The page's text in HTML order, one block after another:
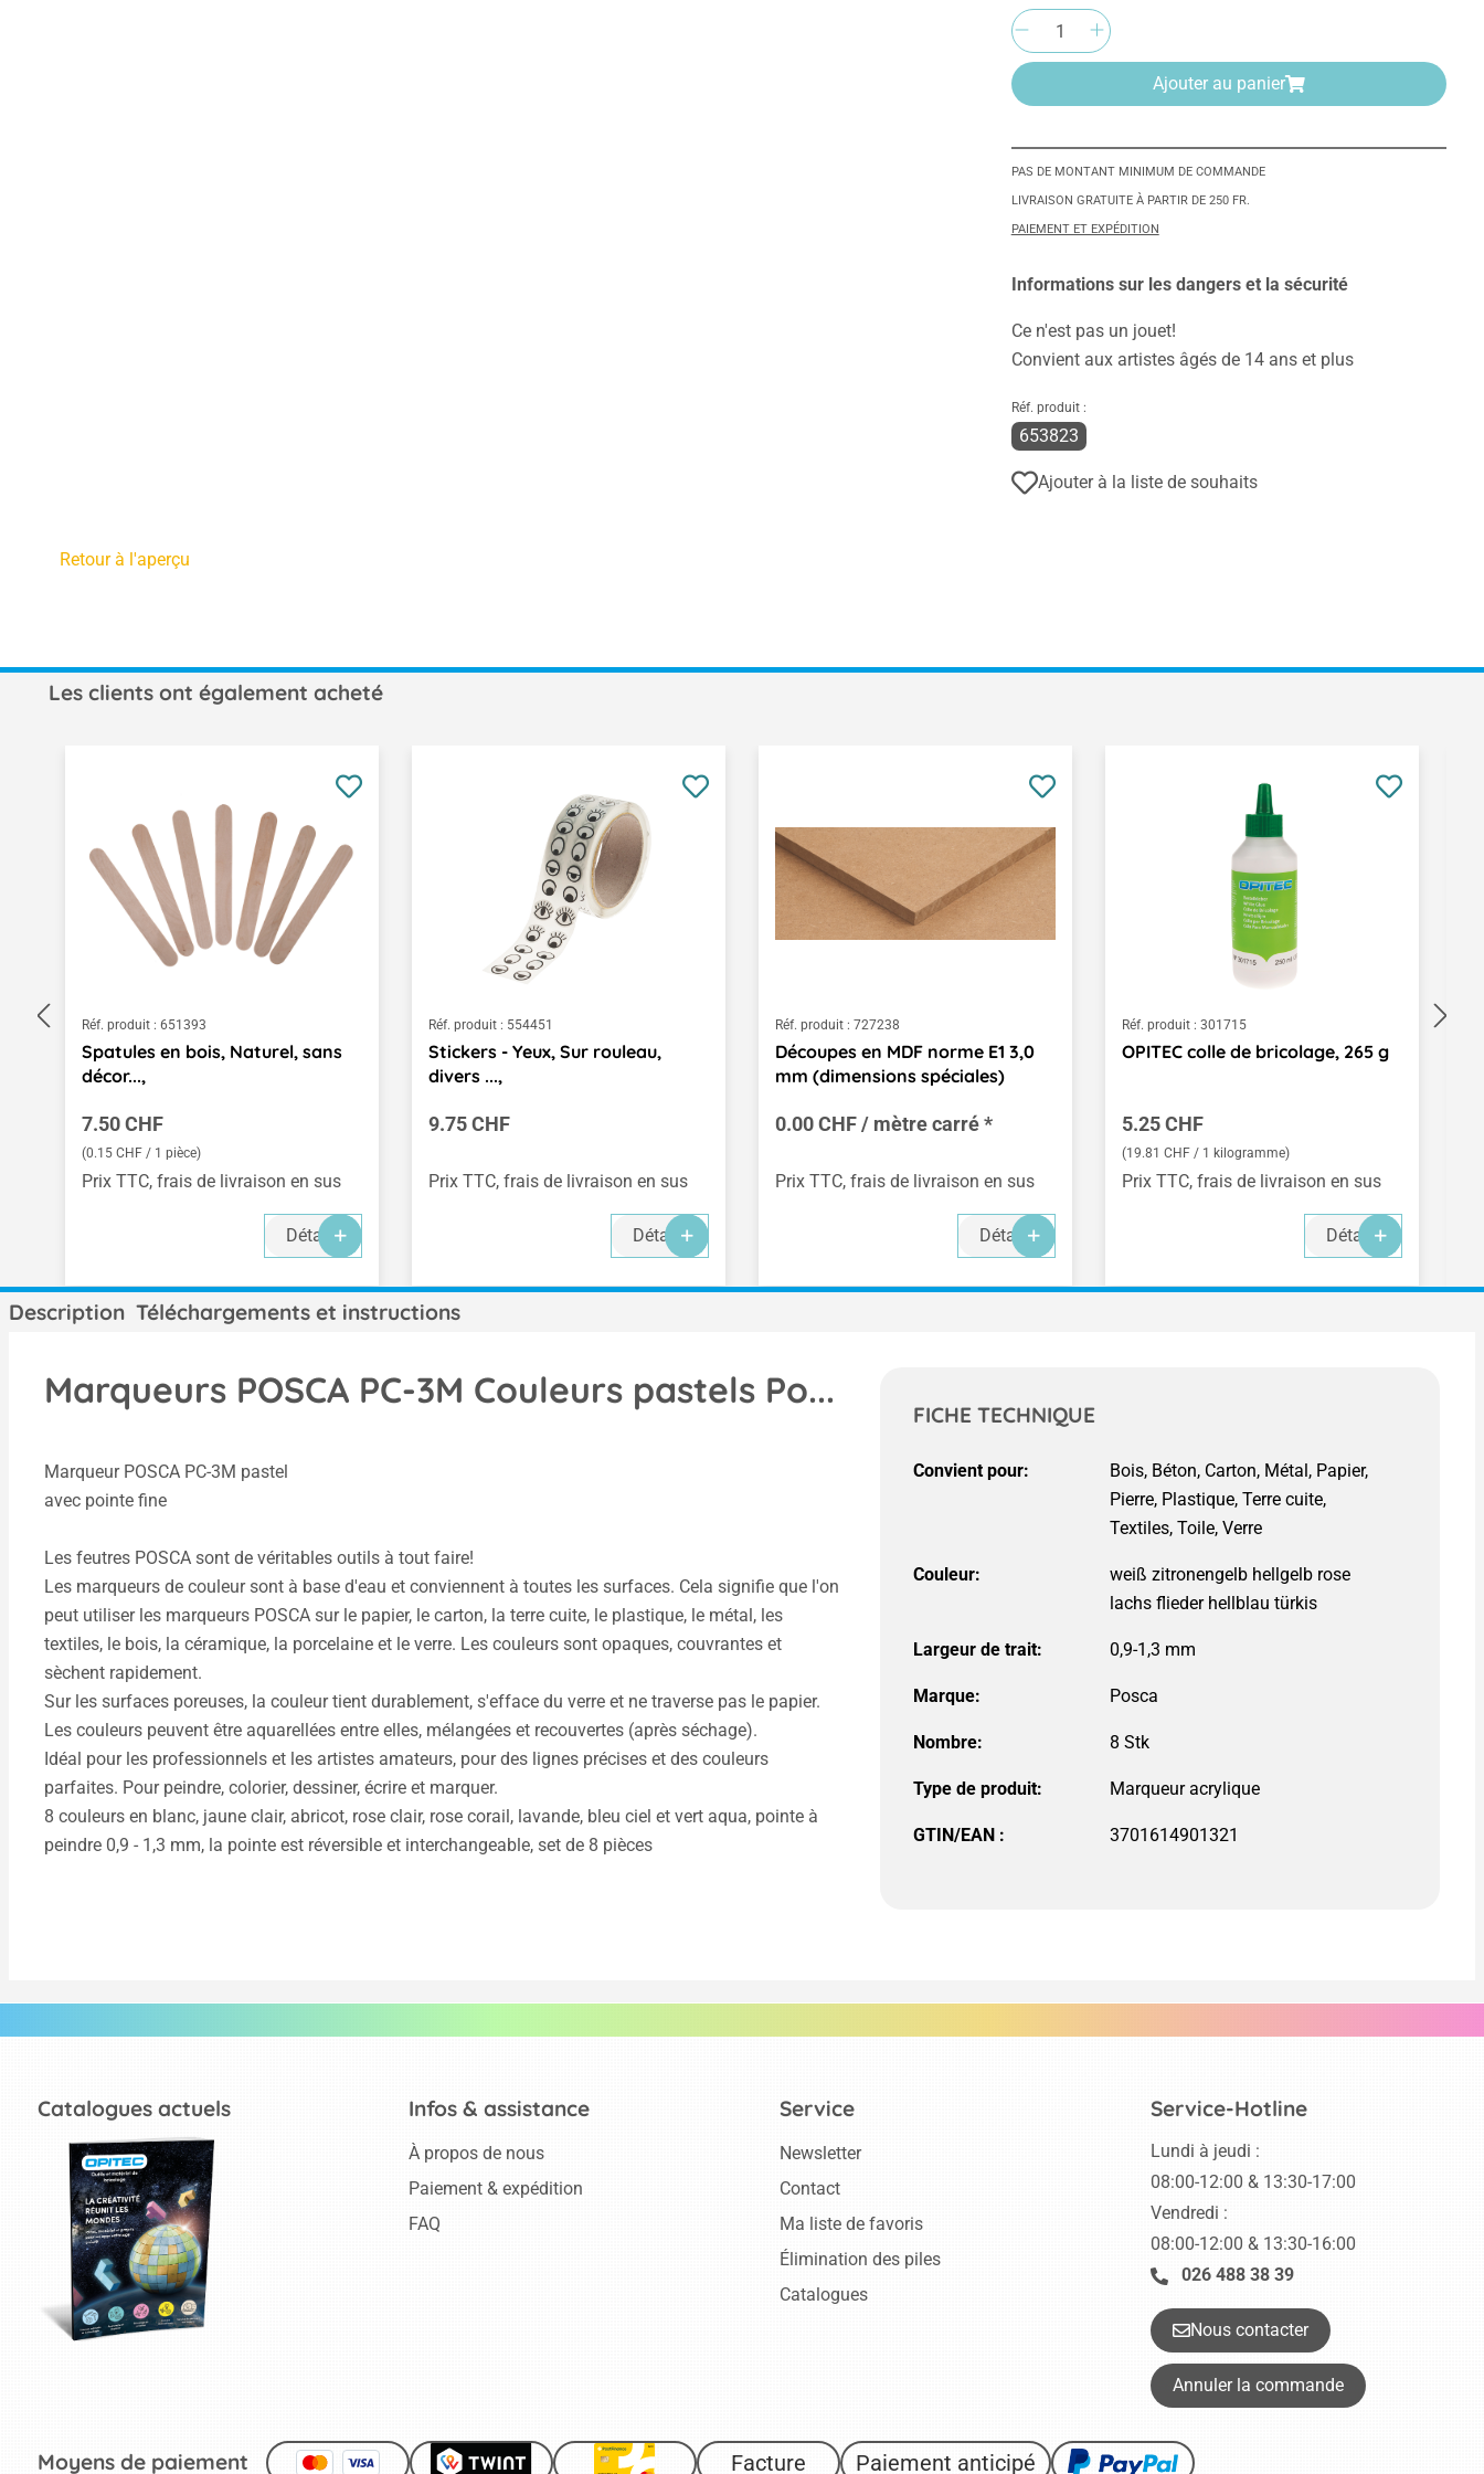
Quantité de produit : Entrez la
Ajouter au panier
PAS DE MONTANT MINIMUM DE COMMANDE
LIVRAISON GRATUITE À PARTIR DE 250 FR.
PAIEMENT ET EXPÉDITION
Informations sur les dangers et la sécurité
Ce n'est pas un jouet!
Convient aux artistes âgés de 14 ans et plus
Réf. produit :
653823
Ajouter à la liste de souhaits
Retour à l'aperçu
Les clients ont également acheté
Réf. produit : 651393
Spatules en bois, Naturel, sans
décor...,
Prix régulier :
7.50 CHF
(0.15 CHF / 1 pièce)
Prix TTC, frais de livraison en sus
Détails
Réf. produit : 554451
Stickers - Yeux, Sur rouleau,
divers ...,
Prix régulier :
9.75 CHF
Prix TTC, frais de livraison en sus
Détails
Réf. produit : 727238
Découpes en MDF norme E1 3,0
mm (dimensions spéciales)
0.00 CHF / mètre carré *
Prix TTC, frais de livraison en sus
Détails
Réf. produit : 301715
OPITEC colle de bricolage, 265 g
Prix régulier :
5.25 CHF
(19.81 CHF / 1 kilogramme)
Prix TTC, frais de livraison en sus
Détails
Description Téléchargements et instructions
Marqueurs POSCA PC-3M Couleurs pastels Po...
Marqueur POSCA PC-3M pastel
avec pointe fine
Les feutres POSCA sont de véritables outils à tout faire!
Les marqueurs de couleur sont à base d'eau et conviennent à toutes les surfaces. Cela signifie que l'on
peut utiliser les marqueurs POSCA sur le papier, le carton, la terre cuite, le plastique, le métal, les
textiles, le bois, la céramique, la porcelaine et le verre. Les couleurs sont opaques, couvrantes et
sèchent rapidement.
Sur les surfaces poreuses, la couleur tient durablement, s'efface du verre et ne traverse pas le papier.
Les couleurs peuvent être aquarellées entre elles, mélangées et recouvertes (après séchage).
Idéal pour les professionnels et les artistes amateurs, pour des lignes précises et des couleurs
parfaites. Pour peindre, colorier, dessiner, écrire et marquer.
8 couleurs en blanc, jaune clair, abricot, rose clair, rose corail, lavande, bleu ciel et vert aqua, pointe à
peindre 0,9 - 1,3 mm, la pointe est réversible et interchangeable, set de 8 pièces
FICHE TECHNIQUE
Convient pour:
Couleur:
weiß zitronengelb hellgelb rose
lachs flieder hellblau türkis
Largeur de trait: 0,9-1,3 mm
Marque: Posca
Nombre:
Type de produit:
GTIN/EAN : 3701614901321
Catalogues actuels Service-Hotline
Lundi à jeudi :
08:00-12:00 & 13:30-17:00
Vendredi :
08:00-12:00 & 13:30-16:00
026 488 38 39
Nous contacter
Annuler la commande
Infos & assistance
À propos de nous
Paiement & expédition
FAQ
Service
Newsletter
Contact
Ma liste de favoris
Élimination des piles
Catalogues
Moyens de paiement Facture Paiement anticipé